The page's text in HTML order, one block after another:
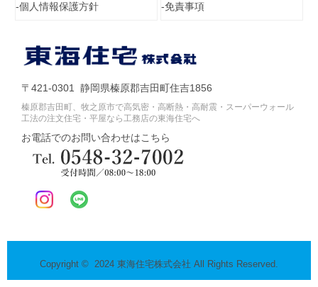
個人情報保護方針 免責事項
〒421-0301 静岡県榛原郡吉田町住吉1856
榛原郡吉田町、牧之原市で高気密・高断熱・高耐震・スーパーウォール
工法の注文住宅・平屋なら工務店の東海住宅へ
お電話でのお問い合わせはこちら
Copyright © 2024 東海住宅株式会社 All Rights Reserved.